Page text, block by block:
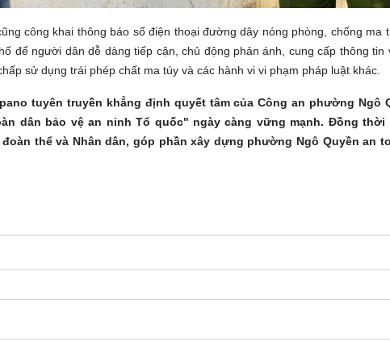
công khai thông báo số điện thoại đường dây nóng phòng, chống ma
để người dân dễ dàng tiếp cận, chủ động phản ánh, cung cấp thông tin
sử dụng trái phép chất ma túy và các hành vi vi phạm pháp luật khác.
tuyên truyền khẳng định quyết tâm của Công an phường Ngô
dân bảo vệ an ninh Tổ quốc" ngày càng vững mạnh. Đồng
thể và Nhân dân, góp phần xây dựng phường Ngô Quyền an